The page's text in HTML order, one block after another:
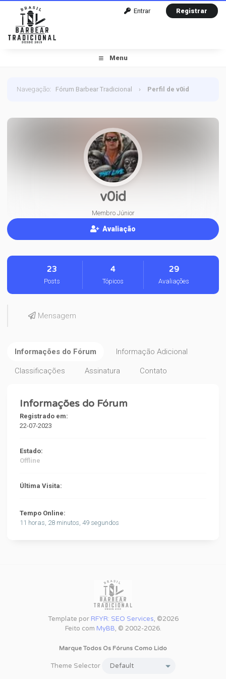
Entrar Registrar
Menu
Navegação: Fórum Barbear Tradicional › Perfil de v0id
v0id
Membro Júnior
Avaliação
23
Posts
4
Tópicos
29
Avaliações
Mensagem
Informações do Fórum Informação Adicional
Classificações Assinatura Contato
Informações do Fórum
Registrado em:
22-07-2023
Estado:
Offline
Última Visita:
Tempo Online:
11 horas, 28 minutos, 49 segundos
Template por RFYR: SEO Services, ©2026
Feito com MyBB, © 2002-2026.
Marque Todos Os Fóruns Como Lido
Theme Selector